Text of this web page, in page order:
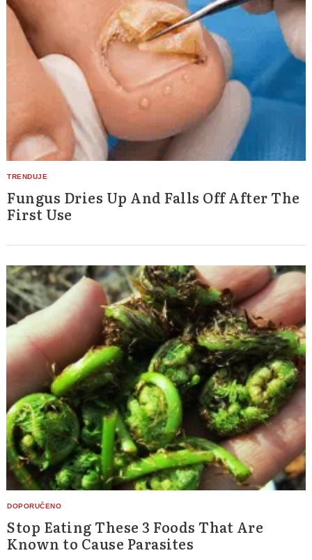
Fungus Dries Up And Falls Off After The
First Use
Stop Eating These 3 Foods That Are
Known to Cause Parasites